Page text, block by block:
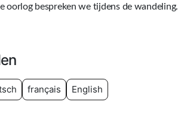
oorlog bespreken we tijdens de wandeling.
français English